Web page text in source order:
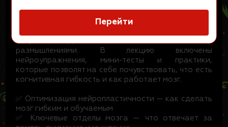
вопросы, делиться своим опытом и
размышлениями. В лекцию включены
нейроупражнения, мини-тесты и практики,
которые позволят на себе почувствовать, что есть
когнитивная гибкость и как работает мозг.
✅ Оптимизация нейропластичности — как сделать
мозг гибким и обучаемым
✅ Ключевые отделы мозга — что отвечает за
Перейти